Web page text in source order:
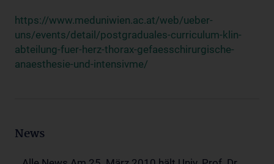
https://www.meduniwien.ac.at/web/ueber-
uns/events/detail/postgraduales-curriculum-klin-
abteilung-fuer-herz-thorax-gefaesschirurgische-
anaesthesie-und-intensivme/
News